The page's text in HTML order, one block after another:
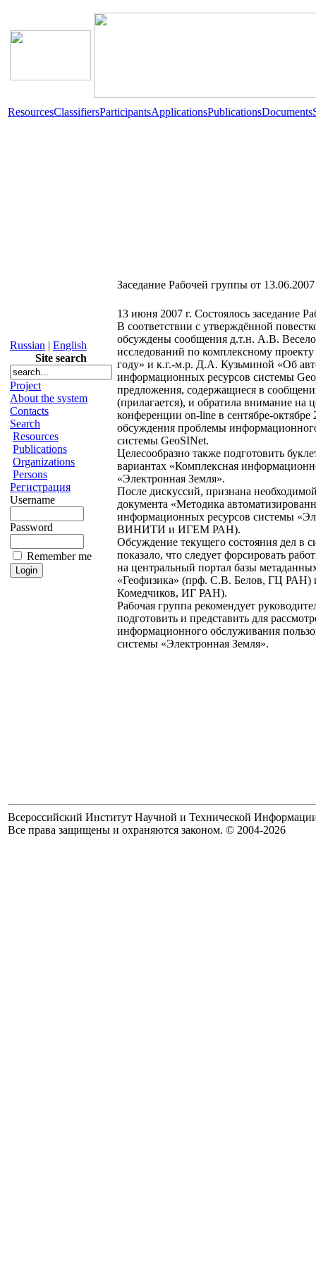
ResourcesClassifiersParticipantsApplicationsPublicationsDocuments
Russian | English
Site search
Project
About the system
Contacts
Search
Resources
Publications
Organizations
Persons
Регистрация
Username
Password
Remember me
Заседание Рабочей группы от 13.06.2007
13 июня 2007 г. Состоялось заседание
В соответствии с утверждённой
обсуждены сообщения д.т.н. А.В.
исследований по комплексному
году» и к.г.-м.р. Д.А. Кузьминой «Об
информационных ресурсов системы
предложения, содержащиеся в
(прилагается), и обратила внимание на
конференции on-line в сентябре-октябре
обсуждения проблемы
системы GeoSINet.
Целесообразно также подготовить
вариантах «Комплексная
«Электронная Земля».
После дискуссий, признана
документа «Методика
информационных ресурсов системы
ВИНИТИ и ИГЕМ РАН).
Обсуждение текущего состояния дел в
показало, что следует форсировать
на центральный портал базы
«Геофизика» (прф. С.В. Белов, ГЦ РАН)
Комедчиков, ИГ РАН).
Рабочая группа рекомендует
подготовить и представить для
информационного обслуживания
системы «Электронная Земля».
Всероссийский Институт Научной и Технической
Все права защищены и охраняются законом. © 2004-2026